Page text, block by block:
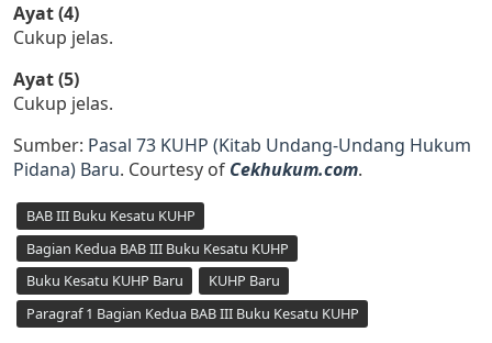
Ayat (4)
Cukup jelas.
Ayat (5)
Cukup jelas.
Sumber: Pasal 73 KUHP (Kitab Undang-Undang Hukum
Pidana) Baru. Courtesy of Cekhukum.com.
BAB III Buku Kesatu KUHP
Bagian Kedua BAB III Buku Kesatu KUHP
Buku Kesatu KUHP Baru
KUHP Baru
Paragraf 1 Bagian Kedua BAB III Buku Kesatu KUHP